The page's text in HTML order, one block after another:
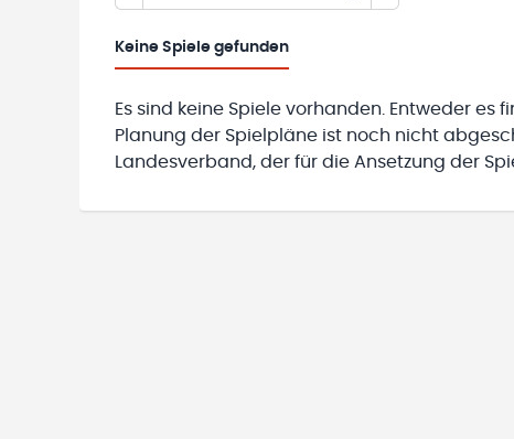
Keine Spiele gefunden
Es sind keine Spiele vorhanden. Entweder
Planung der Spielpläne ist noch nicht
Landesverband, der für die Ansetzung der